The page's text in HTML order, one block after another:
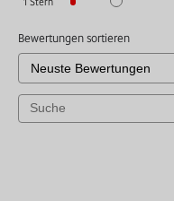
Bewertungen sortieren